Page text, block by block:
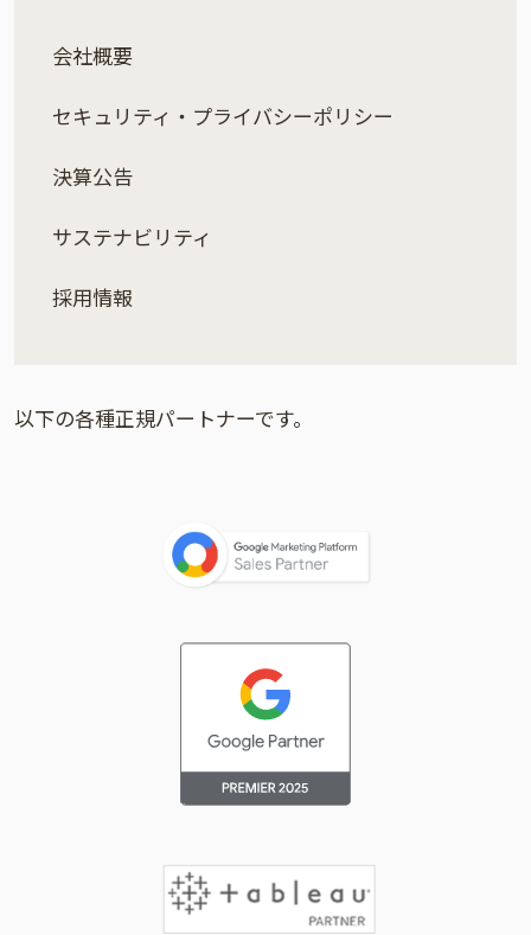
会社概要
セキュリティ・プライバシーポリシー
決算公告
サステナビリティ
採用情報
以下の各種正規パートナーです。